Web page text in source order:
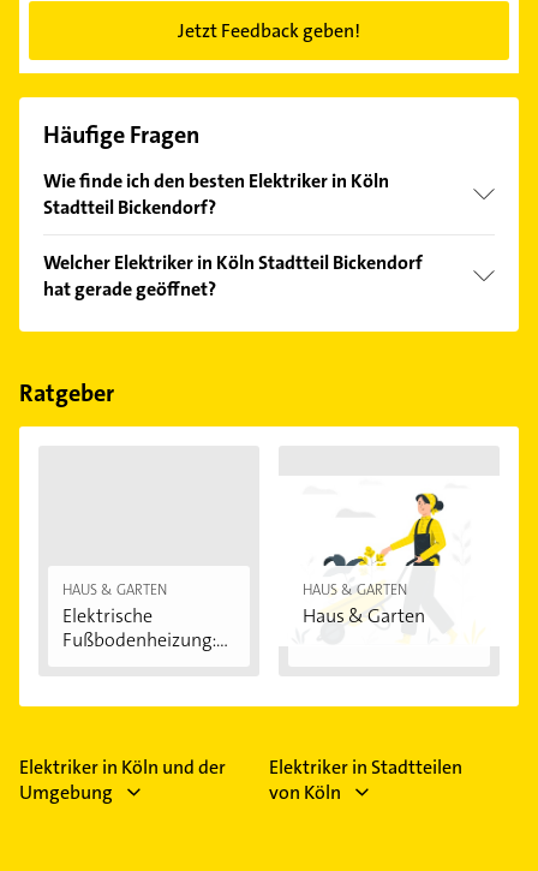
Jetzt Feedback geben!
Häufige Fragen
Wie finde ich den besten Elektriker in Köln
Stadtteil Bickendorf?
Kundenmeinungen und profitieren Sie von den
Empfehlungen. Die Suchergebnisse können Sie sich
einfach nachBewertungensortiert anzeigen lassen.
Welcher Elektriker in Köln Stadtteil Bickendorf
hat gerade geöffnet?
Im Anbieter-Bereich finden Sie alleÖffnungszeiten.
Feiertagen abweichen können.
Ratgeber
HAUS & GARTEN
Elektrische
Fußbodenheizung:
HAUS & GARTEN
Haus & Garten
Elektriker in Köln und der
Umgebung
Elektriker in Stadtteilen
von Köln